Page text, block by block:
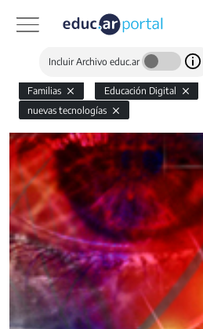
Incluir Archivo educ.ar
Familias Educación Digital
nuevas tecnologías